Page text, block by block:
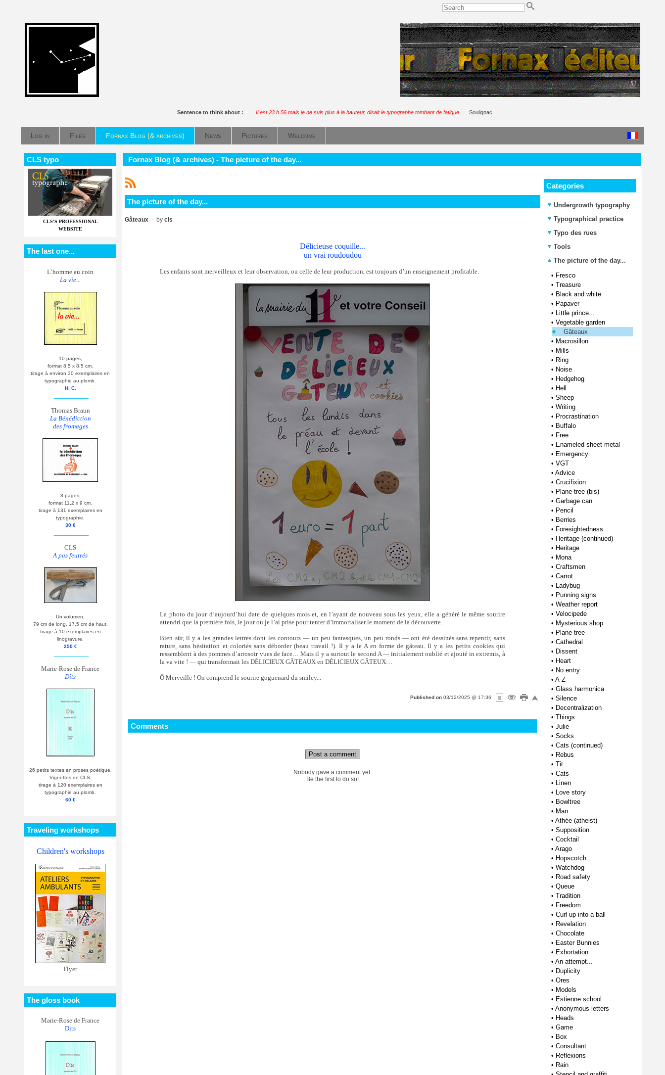
Sentence to think about : Il est 23 h 56 mais je ne suis plus à la hauteur, disait le typographe tombant de fatigue. Soulignac
Log in Files Fornax Blog (& archives) News Pictures Welcome
CLS typo
CLS'S PROFESSIONAL
WEBSITE
The last one...
L’homme au coin
La vie...
10 pages,
format 8,5 x 8,5 cm.
tirage à environ 30 exemplaires en
typographie au plomb.
H. C.
Thomas Braun
La Bénédiction
des fromages
8 pages,
format 11,2 x 9 cm.
tirage à 131 exemplaires en
typographie.
30 €
CLS
A pas feutrés
Un volumen,
79 cm de long, 17,5 cm de haut.
tirage à 10 exemplaires en
linogravure.
250 €
Marie-Rose de France
Dits
26 petits textes en proses poétique.
Vignettes de CLS.
tirage à 120 exemplaires en
typographie au plomb.
60 €
Traveling workshops
Children's workshops
Flyer
The gloss book
Marie-Rose de France
Dits
Fornax Blog (& archives) - The picture of the day...
The picture of the day...
Gâteaux - by cls
Délicieuse coquille...
un vrai roudoudou
Les enfants sont merveilleux et leur observation, ou celle de leur production, est toujours d’un enseignement profitable.
La photo du jour d’aujourd’hui date de quelques mois et, en l’ayant de nouveau sous les yeux, elle a généré le même sourire
attendri que la première fois, le jour ou je l’ai prise pour tenter d’immortaliser le moment de la découverte.
Bien sûr, il y a les grandes lettres dont les contours — un peu fantasques, un peu ronds — ont été dessinés sans repentir, sans
rature, sans hésitation et coloriés sans déborder (beau travail !). Il y a le A en forme de gâteau. Il y a les petits cookies qui
ressemblent à des pommes d’arrosoir vues de face… Mais il y a surtout le second A — initialement oublié et ajouté in extremis, à
la va vite ! — qui transformait les DÉLICIEUX GÂTEAUX en DÉLICIEUX GÂTEUX…
Ô Merveille ! On comprend le sourire goguenard du smiley...
Published on 03/12/2025 @ 17:36
Comments
Post a comment
Nobody gave a comment yet.
Be the first to do so!
Categories
Undergrowth typography
Typographical practice
Typo des rues
Tools
The picture of the day...
• Fresco
• Treasure
• Black and white
• Papaver
• Little prince...
• Vegetable garden
Gâteaux
• Macrosillon
• Mills
• Ring
• Noise
• Hedgehog
• Hell
• Sheep
• Writing
• Procrastination
• Buffalo
• Free
• Enameled sheet metal
• Emergency
• VGT
• Advice
• Crucifixion
• Plane tree (bis)
• Garbage can
• Pencil
• Berries
• Foresightedness
• Heritage (continued)
• Heritage
• Mona
• Craftsmen
• Carrot
• Ladybug
• Punning signs
• Weather report
• Velocipede
• Mysterious shop
• Plane tree
• Cathedral
• Dissent
• Heart
• No entry
• A-Z
• Glass harmonica
• Silence
• Decentralization
• Things
• Julie
• Socks
• Cats (continued)
• Rebus
• Tit
• Cats
• Linen
• Love story
• Bowltree
• Man
• Athée (atheist)
• Supposition
• Cocktail
• Arago
• Hopscotch
• Watchdog
• Road safety
• Queue
• Tradition
• Freedom
• Curl up into a ball
• Revelation
• Chocolate
• Easter Bunnies
• Exhortation
• An attempt...
• Duplicity
• Ores
• Models
• Estienne school
• Anonymous letters
• Heads
• Game
• Box
• Consultant
• Reflexions
• Rain